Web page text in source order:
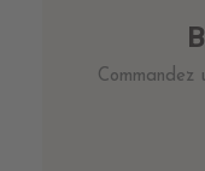
Commandez